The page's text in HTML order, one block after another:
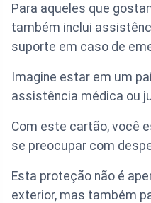
Para aqueles que
também inclui
suporte em caso de
Imagine estar em um
assistência médica ou
Com este cartão, você
se preocupar com
Esta proteção não é
exterior, mas também